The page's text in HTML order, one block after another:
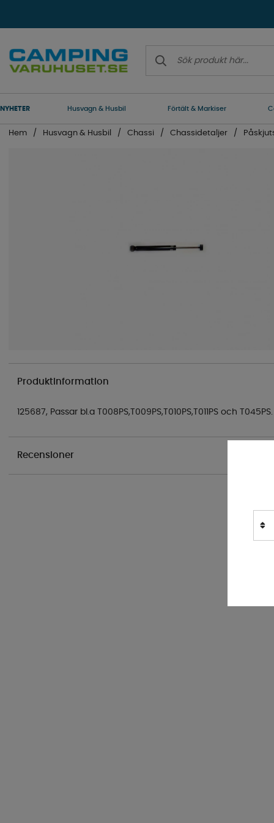
NYHETER Husvagn & Husbil Förtält & Markiser
Hem Husvagn & Husbil Chassi Chassidetaljer
Produktinformation
125687, Passar bl.a T008PS,T009PS,T010PS,T011PS och T045PS.
Recensioner